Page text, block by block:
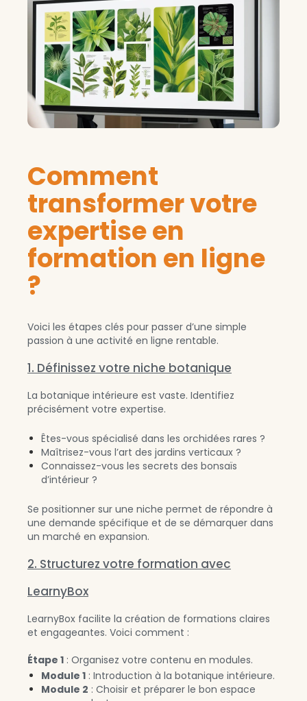
Comment
transformer votre
expertise en
formation en ligne
?
Voici les étapes clés pour passer d’une simple
passion à une activité en ligne rentable.
1. Définissez votre niche botanique
La botanique intérieure est vaste. Identifiez
précisément votre expertise.
Êtes-vous spécialisé dans les orchidées rares ?
Maîtrisez-vous l’art des jardins verticaux ?
Connaissez-vous les secrets des bonsaïs
d’intérieur ?
Se positionner sur une niche permet de répondre à
une demande spécifique et de se démarquer dans
un marché en expansion.
2. Structurez votre formation avec
LearnyBox
LearnyBox facilite la création de formations claires
et engageantes. Voici comment :
Étape 1 : Organisez votre contenu en modules.
Module 1 : Introduction à la botanique intérieure.
Module 2 : Choisir et préparer le bon espace